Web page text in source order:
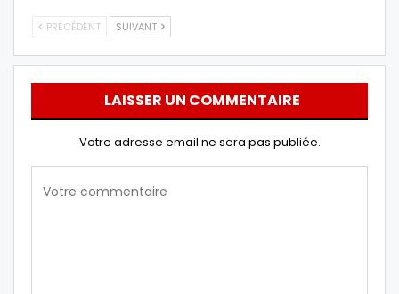
PRÉCÉDENT SUIVANT
LAISSER UN COMMENTAIRE
Votre adresse email ne sera pas publiée.